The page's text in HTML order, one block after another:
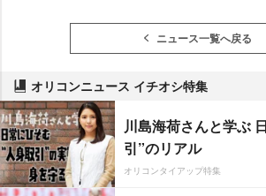
ニュース一覧へ戻る
オリコンニュース イチオシ特集
川島海荷さんと学ぶ
引”のリアル
オリコンタイアップ特集